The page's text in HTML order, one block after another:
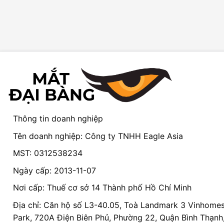
Thông tin doanh nghiệp
Tên doanh nghiệp: Công ty TNHH Eagle Asia
MST: 0312538234
Ngày cấp: 2013-11-07
Nơi cấp: Thuế cơ sở 14 Thành phố Hồ Chí Minh
Địa chỉ: Căn hộ số L3-40.05, Toà Landmark 3
Park, 720A Điện Biên Phủ, Phường 22, Quận Bình